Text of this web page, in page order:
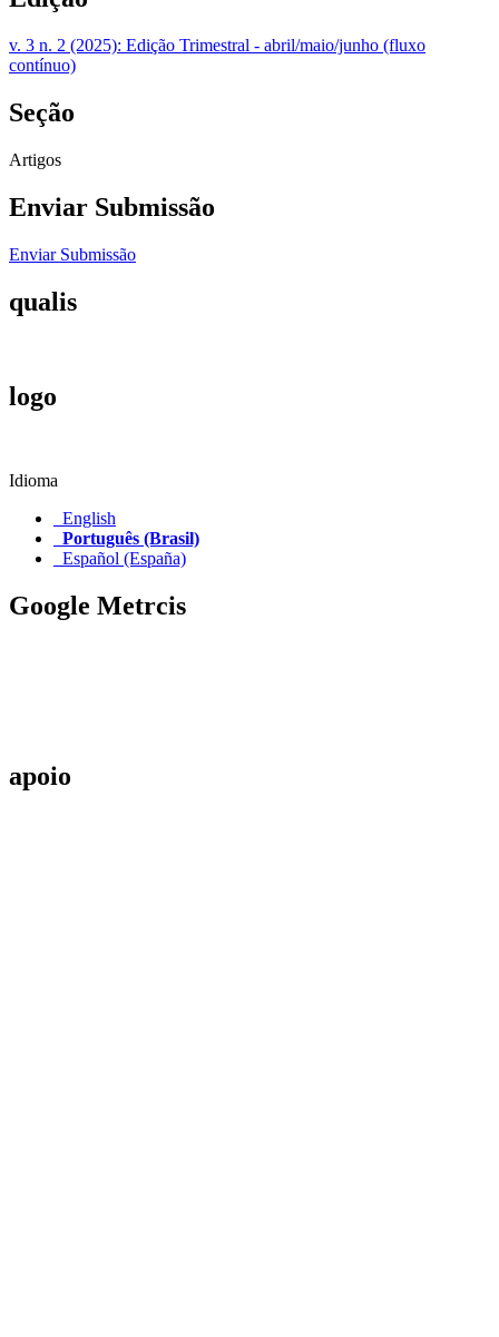
v. 3 n. 2 (2025): Edição Trimestral - abril/maio/junho (fluxo
contínuo)
Seção
Artigos
Enviar Submissão
Enviar Submissão
qualis
logo
Idioma
English
Português (Brasil)
Español (España)
Google Metrcis
apoio